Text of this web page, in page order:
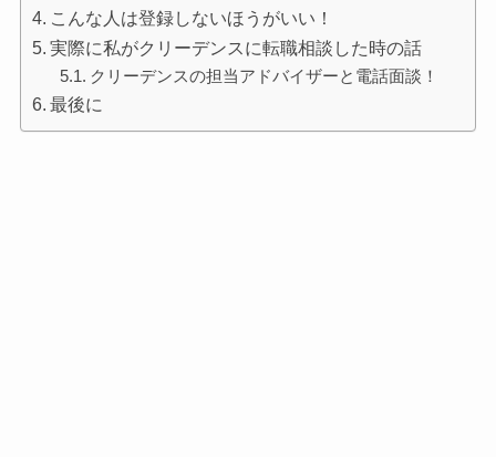
こんな人は登録しないほうがいい！
実際に私がクリーデンスに転職相談した時の話
クリーデンスの担当アドバイザーと電話面談！
最後に